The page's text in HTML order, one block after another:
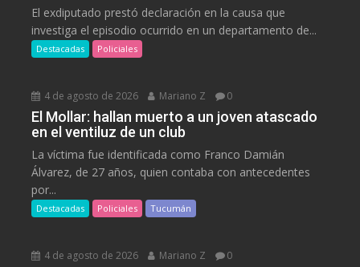
El exdiputado prestó declaración en la causa que
investiga el episodio ocurrido en un departamento de...
Destacadas Policiales
4 de agosto de 2026 Mariano Z 0
El Mollar: hallan muerto a un joven atascado
en el ventiluz de un club
La víctima fue identificada como Franco Damián
Álvarez, de 27 años, quien contaba con antecedentes
por...
Destacadas Policiales Tucumán
4 de agosto de 2026 Mariano Z 0